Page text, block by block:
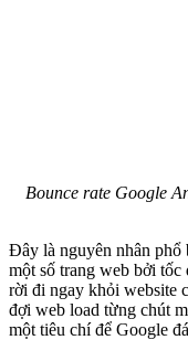
Bounce rate Google
Đây là nguyên nhân phổ
một số trang web bởi tốc
rời đi ngay khỏi website
đợi web load từng chút
một tiêu chí để Google